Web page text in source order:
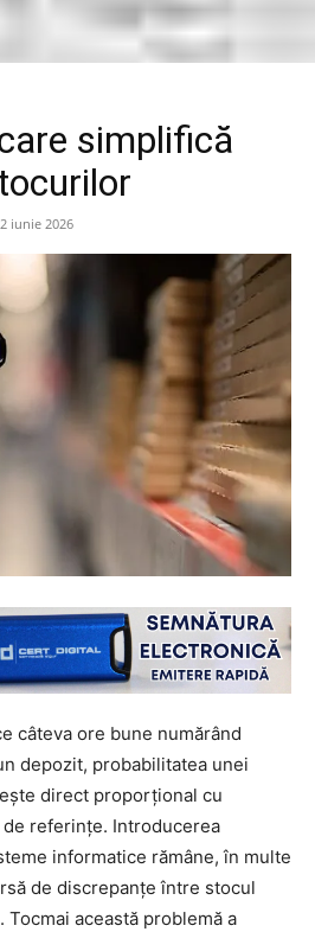
simplifică
iunie 2026
câteva ore bune numărând
depozit, probabilitatea unei
direct proporțional cu
referințe. Introducerea
informatice rămâne, în multe
de discrepanțe între stocul
această problemă a